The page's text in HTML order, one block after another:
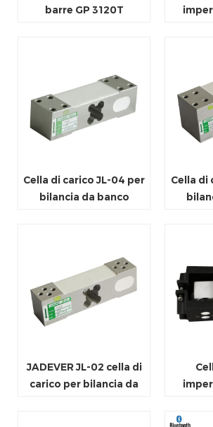
barre GP 3120T
Cella di carico JL-04 per
bilancia da banco
Cella di
JADEVER JL-02 cella di
carico per bilancia da